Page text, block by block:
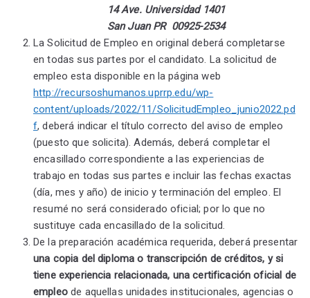
14 Ave. Universidad 1401
San Juan PR 00925-2534
La Solicitud de Empleo en original deberá completarse
en todas sus partes por el candidato. La solicitud de
empleo esta disponible en la página web
http://recursoshumanos.uprrp.edu/wp-
content/uploads/2022/11/SolicitudEmpleo_junio2022.pd
f, deberá indicar el título correcto del aviso de empleo
(puesto que solicita). Además, deberá completar el
encasillado correspondiente a las experiencias de
trabajo en todas sus partes e incluir las fechas exactas
(día, mes y año) de inicio y terminación del empleo. El
resumé no será considerado oficial; por lo que no
sustituye cada encasillado de la solicitud.
De la preparación académica requerida, deberá presentar
una copia del diploma o transcripción de créditos, y si
tiene experiencia relacionada, una certificación oficial de
empleode aquellas unidades institucionales, agencias o